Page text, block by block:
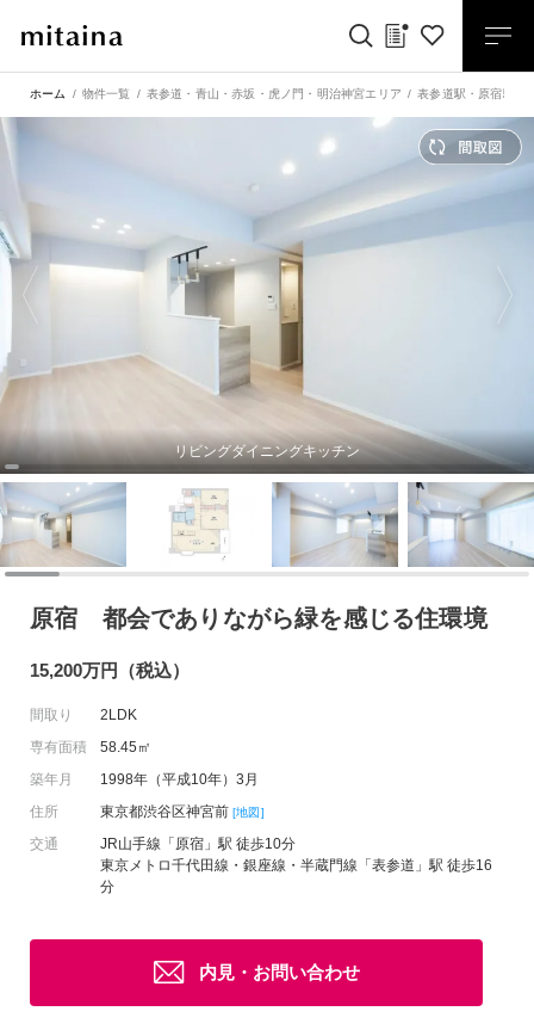
ホーム 物件一覧 表参道・青山・赤坂・虎ノ門・明治神宮エリア 表参道駅 ・ 原宿駅
リビングダイニングキッチン
原宿 都会でありながら緑を感じる住環境
15,200万円（税込）
間取り
2LDK
専有面積
58.45㎡
築年月
1998年（平成10年）3月
住所
東京都渋谷区神宮前 [地図]
交通
JR山手線「原宿」駅 徒歩10分
東京メトロ千代田線・銀座線・半蔵門線「表参道」駅 徒歩16
分
内見・お問い合わせ